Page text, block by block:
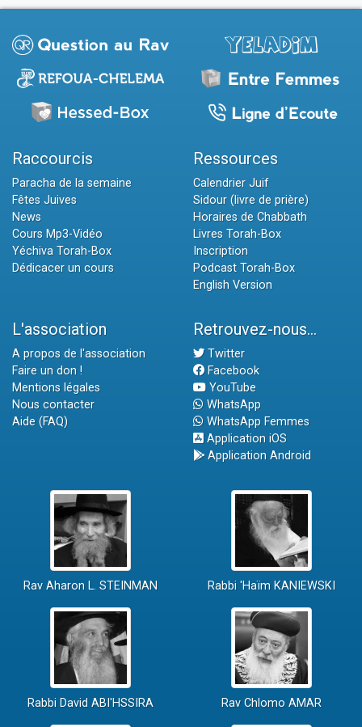
Raccourcis
Paracha de la semaine
Fêtes Juives
News
Cours Mp3-Vidéo
Yéchiva Torah-Box
Dédicacer un cours
Ressources
Calendrier Juif
Sidour (livre de prière)
Horaires de Chabbath
Livres Torah-Box
Inscription
Podcast Torah-Box
English Version
L'association
A propos de l'association
Faire un don !
Mentions légales
Nous contacter
Aide (FAQ)
Retrouvez-nous...
Twitter
Facebook
YouTube
WhatsApp
WhatsApp Femmes
Application iOS
Application Android
Rav Aharon L. STEINMAN Rabbi 'Haïm KANIEWSKI
Rabbi David ABI'HSSIRA Rav Chlomo AMAR